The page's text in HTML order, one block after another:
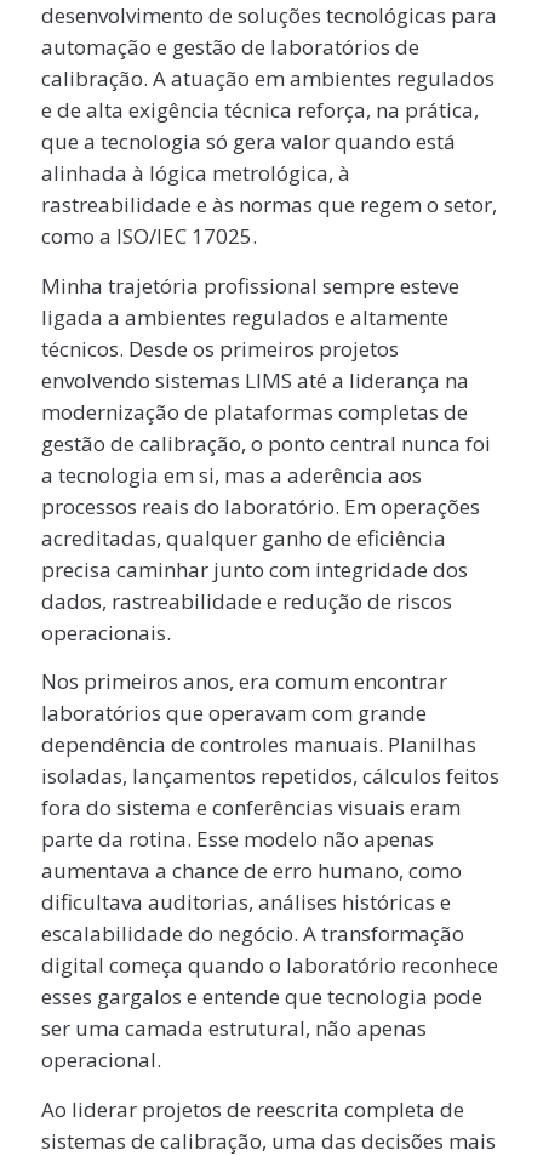
desenvolvimento de soluções tecnológicas para
automação e gestão de laboratórios de
calibração. A atuação em ambientes regulados
e de alta exigência técnica reforça, na prática,
que a tecnologia só gera valor quando está
alinhada à lógica metrológica, à
rastreabilidade e às normas que regem o setor,
como a ISO/IEC 17025.
Minha trajetória profissional sempre esteve
ligada a ambientes regulados e altamente
técnicos. Desde os primeiros projetos
envolvendo sistemas LIMS até a liderança na
modernização de plataformas completas de
gestão de calibração, o ponto central nunca foi
a tecnologia em si, mas a aderência aos
processos reais do laboratório. Em operações
acreditadas, qualquer ganho de eficiência
precisa caminhar junto com integridade dos
dados, rastreabilidade e redução de riscos
operacionais.
Nos primeiros anos, era comum encontrar
laboratórios que operavam com grande
dependência de controles manuais. Planilhas
isoladas, lançamentos repetidos, cálculos feitos
fora do sistema e conferências visuais eram
parte da rotina. Esse modelo não apenas
aumentava a chance de erro humano, como
dificultava auditorias, análises históricas e
escalabilidade do negócio. A transformação
digital começa quando o laboratório reconhece
esses gargalos e entende que tecnologia pode
ser uma camada estrutural, não apenas
operacional.
Ao liderar projetos de reescrita completa de
sistemas de calibração, uma das decisões mais